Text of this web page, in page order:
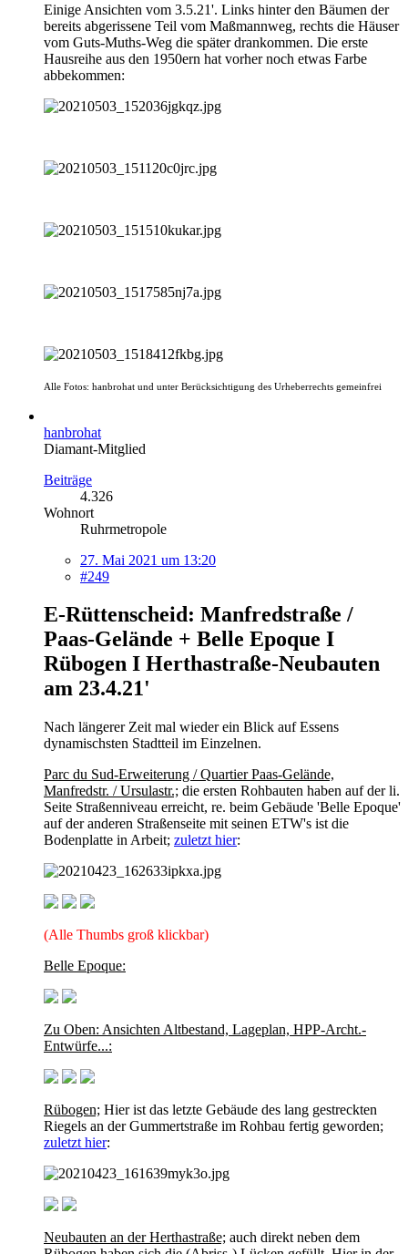
Einige Ansichten vom 3.5.21'. Links hinter den Bäumen der
bereits abgerissene Teil vom Maßmannweg, rechts die Häuser
vom Guts-Muths-Weg die später drankommen. Die erste
Hausreihe aus den 1950ern hat vorher noch etwas Farbe
abbekommen:
Alle Fotos: hanbrohat und unter Berücksichtigung des Urheberrechts gemeinfrei
hanbrohat
Diamant-Mitglied
Beiträge
4.326
Wohnort
Ruhrmetropole
27. Mai 2021 um 13:20
#249
E-Rüttenscheid: Manfredstraße /
Paas-Gelände + Belle Epoque I
Rübogen I Herthastraße-Neubauten
am 23.4.21'
Nach längerer Zeit mal wieder ein Blick auf Essens
dynamischsten Stadtteil im Einzelnen.
Parc du Sud-Erweiterung / Quartier Paas-Gelände,
Manfredstr. / Ursulastr.; die ersten Rohbauten haben auf der li.
Seite Straßenniveau erreicht, re. beim Gebäude 'Belle Epoque'
auf der anderen Straßenseite mit seinen ETW's ist die
Bodenplatte in Arbeit; zuletzt hier:
(Alle Thumbs groß klickbar)
Belle Epoque:
Zu Oben: Ansichten Altbestand, Lageplan, HPP-Archt.-
Entwürfe...:
Rübogen; Hier ist das letzte Gebäude des lang gestreckten
Riegels an der Gummertstraße im Rohbau fertig geworden;
zuletzt hier:
Neubauten an der Herthastraße; auch direkt neben dem